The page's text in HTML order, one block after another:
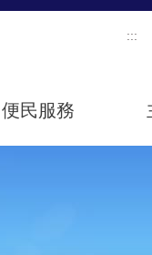
:::
便民服務